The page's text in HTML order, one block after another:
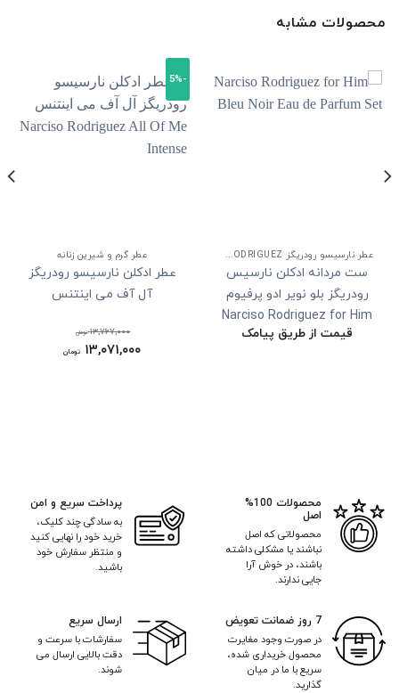
محصولات مشابه
عطر نارسیسو رودریگز NARCISO RODRIGUEZ
ست مردانه ادکلن نارسیس
رودریگز بلو نویر ادو پرفیوم
Narciso Rodriguez for Him
Bleu Noir Eau de Parfum
قیمت از طریق پیامک
-5%
عطر گرم و شیرین زنانه
عطر ادکلن نارسیسو رودریگز
آل آف می اینتنس
۱۳,۷۶۷,۰۰۰ تومان
قیمت
اصلی:
۱۳,۰۷۱,۰۰۰ تومان
محصولات 100%
اصل
محصولاتی که اصل
نباشند یا مشکلی داشته
باشند، در خوش آرا
جایی ندارند.
پرداخت سریع و امن
به سادگی چند کلیک،
خرید خود را نهایی کنید
و منتظر سفارش خود
باشید.
7 روز ضمانت تعویض
در صورت وجود مغایرت
محصول خریداری شده،
سریع با ما در میان
گذارید.
ارسال سریع
سفارشات با سرعت و
دقت بالایی ارسال می
شوند.